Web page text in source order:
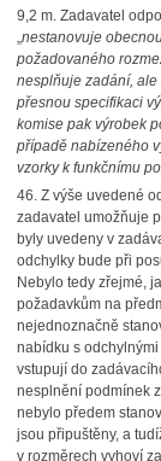
9,2 m. Zadavatel
„nestanovuje
požadovaného
nesplňuje zadání,
přesnou specifikaci
komise pak výrobek
případě nabízeného
vzorky k funkčnímu
46. Z výše uvedené
zadavatel umožňuje
byly uvedeny v
odchylky bude při
Nebylo tedy zřejmé,
požadavkům na
nejednoznačně
nabídku s
vstupují do
nesplnění podmínek
nebylo předem
jsou připuštěny, a
v rozměrech vyhoví